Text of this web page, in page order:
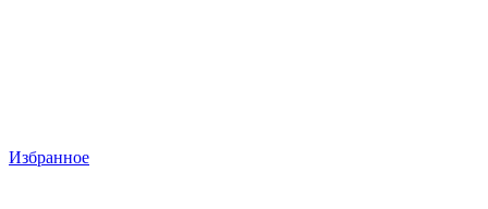
Избранное